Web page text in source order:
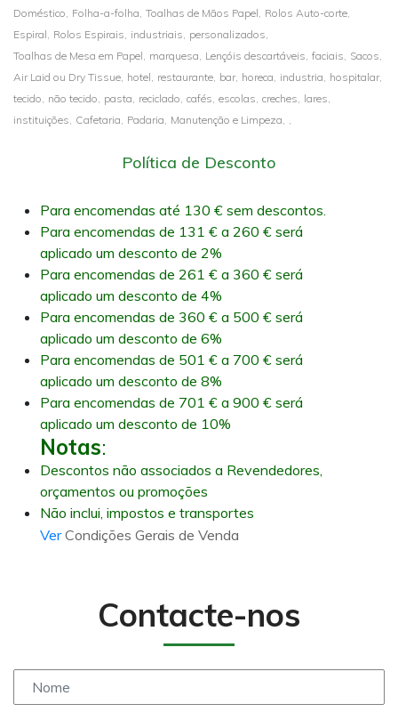
Doméstico, Folha-a-folha, Toalhas de Mãos Papel, Rolos Auto-corte,
Espiral, Rolos Espirais, industriais, personalizados,
Toalhas de Mesa em Papel, marquesa, Lençóis descartáveis, faciais, Sacos,
Air Laid ou Dry Tissue, hotel, restaurante, bar, horeca, industria, hospitalar,
tecido, não tecido, pasta, reciclado, cafés, escolas, creches, lares,
instituições, Cafetaria, Padaria, Manutenção e Limpeza, ,
Política de Desconto
Para encomendas até 130 € sem descontos.
Para encomendas de 131 € a 260 € será
aplicado um desconto de 2%
Para encomendas de 261 € a 360 € será
aplicado um desconto de 4%
Para encomendas de 360 € a 500 € será
aplicado um desconto de 6%
Para encomendas de 501 € a 700 € será
aplicado um desconto de 8%
Para encomendas de 701 € a 900 € será
aplicado um desconto de 10%
Notas:
Descontos não associados a Revendedores,
orçamentos ou promoções
Não inclui, impostos e transportes
VerCondições Gerais de Venda
Contacte-nos